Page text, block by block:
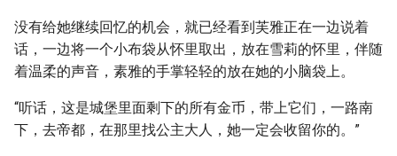
没有给她继续回忆的机会，就已经看到芙雅正在一边说着
话，一边将一个小布袋从怀里取出，放在雪莉的怀里，伴随
着温柔的声音，素雅的手掌轻轻的放在她的小脑袋上。
“听话，这是城堡里面剩下的所有金币，带上它们，一路南
下，去帝都，在那里找公主大人，她一定会收留你的。”